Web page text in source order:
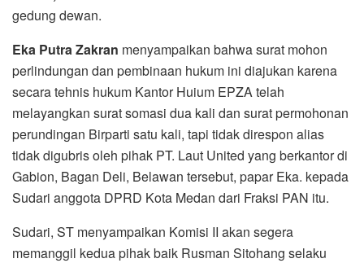
gedung dewan.
Eka Putra Zakran menyampaikan bahwa surat mohon
perlindungan dan pembinaan hukum ini diajukan karena
secara tehnis hukum Kantor Huium EPZA telah
melayangkan surat somasi dua kali dan surat permohonan
perundingan Birparti satu kali, tapi tidak direspon alias
tidak digubris oleh pihak PT. Laut United yang berkantor di
Gabion, Bagan Deli, Belawan tersebut, papar Eka. kepada
Sudari anggota DPRD Kota Medan dari Fraksi PAN itu.
Sudari, ST menyampaikan Komisi II akan segera
memanggil kedua pihak baik Rusman Sitohang selaku